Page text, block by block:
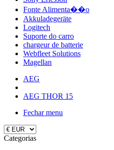
Fonte Alimenta��o
Akkuladegeräte
Logitech
Suporte do carro
chargeur de batterie
Webfleet Solutions
Magellan
AEG
AEG THOR 15
Fechar menu
Categorias